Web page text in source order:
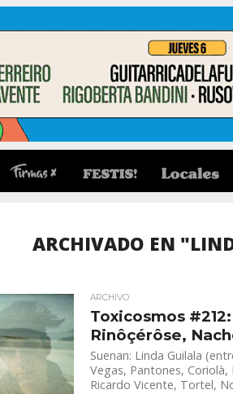
ARCHIVADO EN
ARCHIVO
Toxicosmos
Rinôçérôse,
Suenan: Linda Guilala
Vegas, Pantones,
Ricardo Vicente, Tortel,